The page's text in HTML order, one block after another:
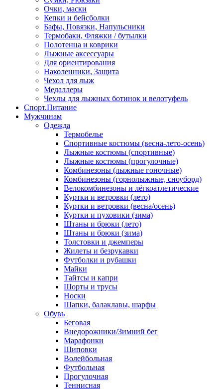
Очки, маски
Кепки и бейсболки
Бафы, Повязки, Напульсники
Термобаки, Фляжки / бутылки
Полотенца и коврики
Лыжные аксессуары
Для ориентирования
Наколенники, Защита
Чехол для лыж
Медаллеры
Чехлы для лыжных ботинок и велотуфель
Спорт.Питание
Мужчинам
Одежда
Термобелье
Спортивные костюмы (весна-лето-осень)
Лыжные костюмы (спортивные)
Лыжные костюмы (прогулочные)
Комбинезоны (лыжные гоночные)
Комбинезоны (горнолыжные, сноуборд)
Велокомбинезоны и лёгкоатлетические
Куртки и ветровки (лето)
Куртки и ветровки (весна/осень)
Куртки и пуховики (зима)
Штаны и брюки (лето)
Штаны и брюки (зима)
Толстовки и джемперы
Жилеты и безрукавки
Футболки и рубашки
Майки
Тайтсы и капри
Шорты и трусы
Носки
Шапки, балаклавы, шарфы
Обувь
Беговая
Внедорожники/Зимний бег
Марафонки
Шиповки
Волейбольная
Футбольная
Прогулочная
Теннисная